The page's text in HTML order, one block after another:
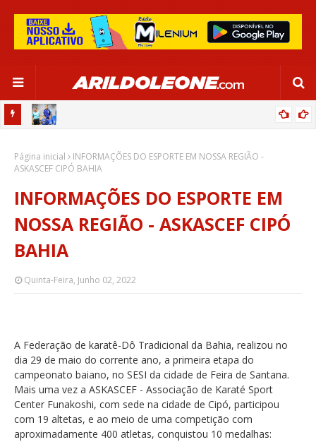
SALVADOR
Página inicial
INFORMAÇÕES DO ESPORTE EM NOSSA REGIÃO -
ASKASCEF CIPÓ BAHIA
INFORMAÇÕES DO ESPORTE EM
NOSSA REGIÃO - ASKASCEF CIPÓ
BAHIA
Quinta-Feira, Junho 02, 2022
A Federação de karatê-Dô Tradicional da Bahia, realizou no
dia 29 de maio do corrente ano, a primeira etapa do
campeonato baiano, no SESI da cidade de Feira de Santana.
Mais uma vez a ASKASCEF - Associação de Karaté Sport
Center Funakoshi, com sede na cidade de Cipó, participou
com 19 altetas, e ao meio de uma competição com
aproximadamente 400 atletas, conquistou 10 medalhas: